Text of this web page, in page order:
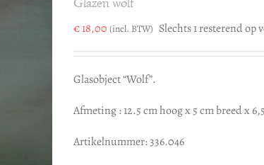
€18,00 (incl. BTW) Slechts 1 resterend op
Glasobject “Wolf”.
Afmeting : 12.5 cm hoog x 5 cm breed x
Artikelnummer: 336.046